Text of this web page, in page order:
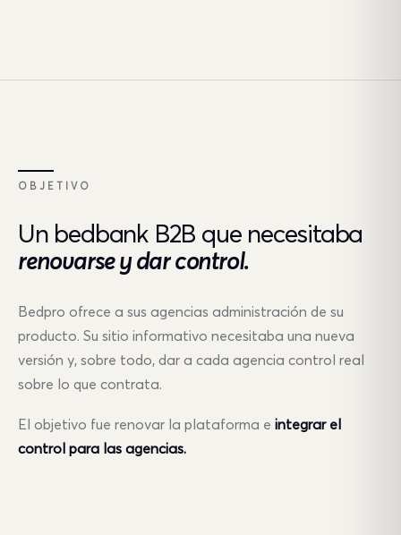
OBJETIVO
Un bedbank B2B que necesitaba
renovarse y dar control.
Bedpro ofrece a sus agencias administración de su
producto. Su sitio informativo necesitaba una nueva
versión y, sobre todo, dar a cada agencia control real
sobre lo que contrata.
El objetivo fue renovar la plataforma e integrar el
control para las agencias.